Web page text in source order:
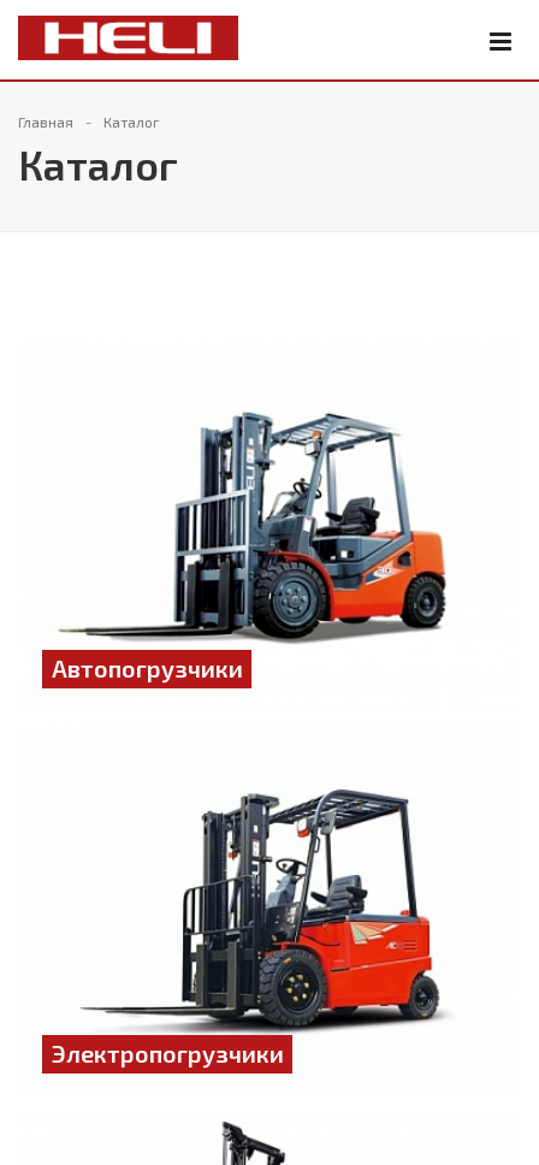
Главная Каталог
Каталог
Автопогрузчики
Электропогрузчики